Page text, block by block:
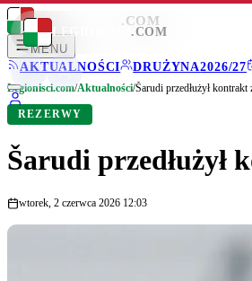
LEGIONISCI .COM
MENU
AKTUALNOŚCI
DRUŻYNA2026/27
LEGIONISCI .COM
Legionisci.com/Aktualności/Šarudi przedłużył kontrakt
REZERWY
Šarudi przedłużył
wtorek, 2 czerwca 2026 12:03